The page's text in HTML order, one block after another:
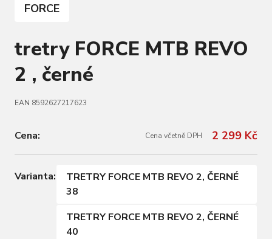
FORCE
tretry FORCE MTB REVO
2 , černé
EAN 8592627217623
Cena: Cena včetně DPH 2 299 Kč
Varianta:
TRETRY FORCE MTB REVO 2, ČERNÉ
38
TRETRY FORCE MTB REVO 2, ČERNÉ
40